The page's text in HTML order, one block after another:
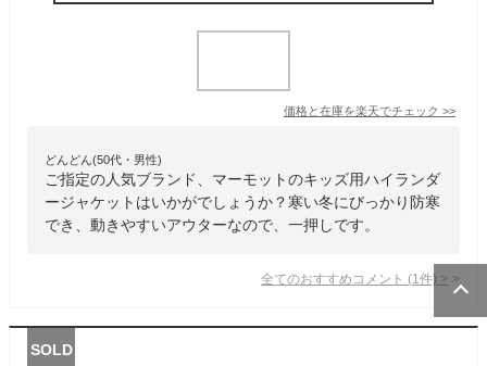
価格と在庫を楽天でチェック >>
どんどん(50代・男性)
ご指定の人気ブランド、マーモットのキッズ用ハイランダ
ージャケットはいかがでしょうか？寒い冬にびっかり防寒
でき、動きやすいアウターなので、一押しです。
全てのおすすめコメント (1 件) >
SOLD